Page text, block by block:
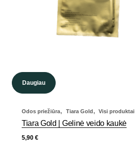
Daugiau
Odos priežiūra, Tiara Gold, Visi produktai
Tiara Gold | Gelinė veido kaukė
5,90 €